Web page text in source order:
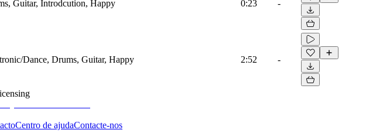
Guitar, Introdcution, Happy 0:23 -
Dance, Drums, Guitar, Happy 2:52 -
Centro de ajudaContacte-nos